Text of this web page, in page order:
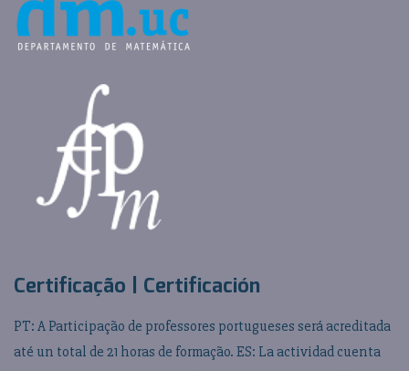
Certificação | Certificación
PT: A Participação de professores portugueses será acreditada
até un total de 21 horas de formação. ES: La actividad cuenta